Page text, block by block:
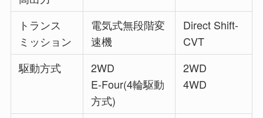
トランス
ミッション
電気式無段階変
速機
Direct Shift-
CVT
駆動方式
2WD
E-Four(4輪駆動
方式)
2WD
4WD